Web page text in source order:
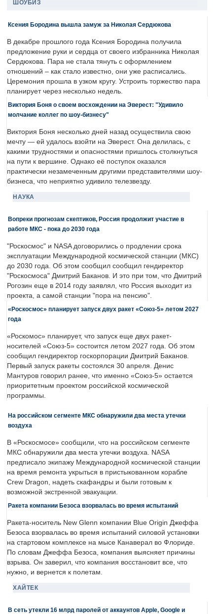
ШОУБИЗ
Ксения Бородина вышла замуж за Николая Сердюкова
В декабре прошлого года Ксения Бородина получила
предложение руки и сердца от своего избранника Николая
Сердюкова. Пара не стала тянуть с оформлением
отношений – как стало известно, они уже расписались.
Церемония прошла в узком кругу. Устроить торжество пара
планирует через несколько недель.
Виктория Боня о своем восхождении на Эверест: "Удивило
молчание коллег по шоу-бизнесу"
Виктория Боня несколько дней назад осуществила свою
мечту — ей удалось взойти на Эверест. Она делилась, с
какими трудностями и опасностями пришлось столкнуться
на пути к вершине. Однако её поступок оказался
практически незамеченным другими представителями шоу-
бизнеса, что неприятно удивило телезвезду.
НАУКА
Вопреки прогнозам скептиков, Россия продолжит участие в
работе МКС - пока до 2030 года
"Роскосмос" и NASA договорились о продлении срока
эксплуатации Международной космической станции (МКС)
до 2030 года. Об этом сообщил сообщил гендиректор
"Роскосмоса" Дмитрий Баканов. И это при том, что Дмитрий
Рогозин еще в 2014 году заявлял, что Россия выходит из
проекта, а самой станции "пора на пенсию".
«Роскосмос» планирует запуск двух ракет «Союз-5» летом 2027
года
«Роскомос» планирует, что запуск еще двух ракет-
носителей «Союз-5» состоится летом 2027 года. Об этом
сообщил гендиректор госкорпорации Дмитрий Баканов.
Первый запуск ракеты состоялся 30 апреля. Денис
Мантуров говорил ранее, что именно «Союз-5» остается
приоритетным проектом российской космической
программы.
На российском сегменте МКС обнаружили два места утечки
воздуха
В «Роскосмосе» сообщили, что на российском сегменте
МКС обнаружили два места утечки воздуха. NASA
предписало экипажу Международной космической станции
на время ремонта укрыться в пристыкованном корабле
Crew Dragon, надеть скафандры и были готовым к
возможной экстренной эвакуации.
Ракета компании Безоса взорвалась во время испытаний
Ракета-носитель New Glenn компании Blue Origin Джеффа
Безоса взорвалась во время испытаний силовой установки
на стартовом комплексе на мысе Канаверал во Флориде.
По словам Джеффа Безоса, компания выясняет причины
взрыва. Он заверил, что компания восстановит все, что
нужно, и вернется к полетам.
ХАЙТЕК
В сеть утекли 16 млрд паролей от аккаунтов Apple, Google и